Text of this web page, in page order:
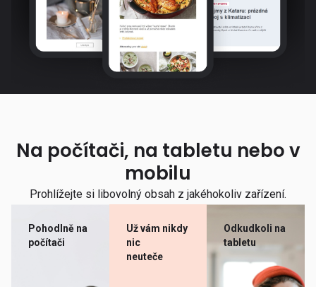
Na počítači, na tabletu nebo v
mobilu
Prohlížejte si libovolný obsah z jakéhokoliv zařízení.
Pohodlně na
počítači
Už vám nikdy
nic
neuteče
Odkudkoli na
tabletu